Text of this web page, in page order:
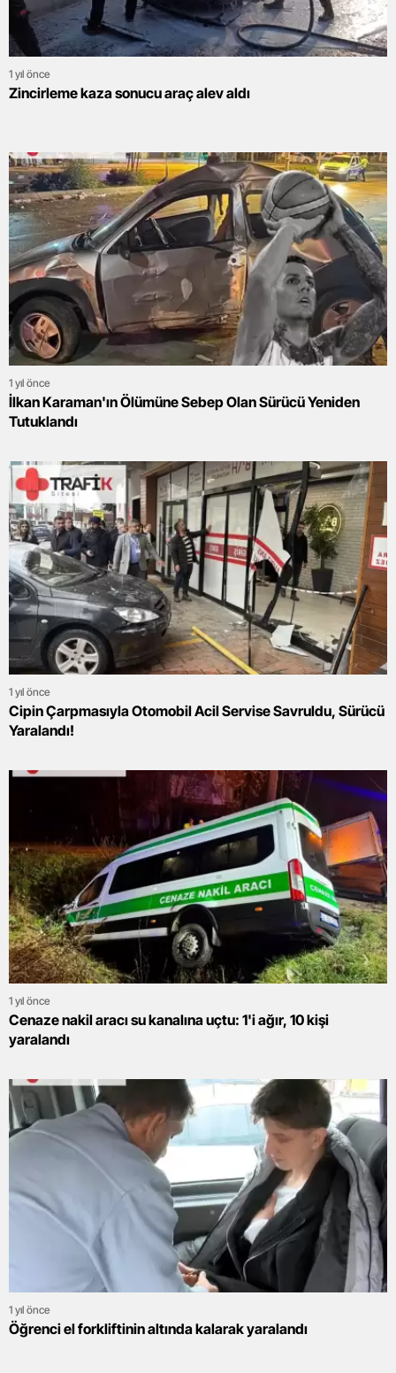
1 yıl önce
Zincirleme kaza sonucu araç alev aldı
1 yıl önce
İlkan Karaman'ın Ölümüne Sebep Olan Sürücü Yeniden
Tutuklandı
1 yıl önce
Cipin Çarpmasıyla Otomobil Acil Servise Savruldu, Sürücü
Yaralandı!
1 yıl önce
Cenaze nakil aracı su kanalına uçtu: 1'i ağır, 10 kişi
yaralandı
1 yıl önce
Öğrenci el forkliftinin altında kalarak yaralandı